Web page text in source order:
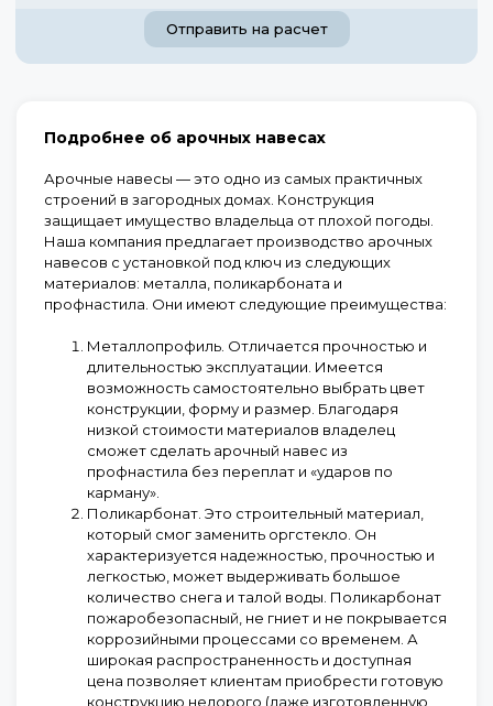
Отправить на расчет
Подробнее об арочных навесах
Арочные навесы — это одно из самых практичных
строений в загородных домах. Конструкция
защищает имущество владельца от плохой погоды.
Наша компания предлагает производство арочных
навесов с установкой под ключ из следующих
материалов: металла, поликарбоната и
профнастила. Они имеют следующие преимущества:
Металлопрофиль. Отличается прочностью и
длительностью эксплуатации. Имеется
возможность самостоятельно выбрать цвет
конструкции, форму и размер. Благодаря
низкой стоимости материалов владелец
сможет сделать арочный навес из
профнастила без переплат и «ударов по
карману».
Поликарбонат. Это строительный материал,
который смог заменить оргстекло. Он
характеризуется надежностью, прочностью и
легкостью, может выдерживать большое
количество снега и талой воды. Поликарбонат
пожаробезопасный, не гниет и не покрывается
коррозийными процессами со временем. А
широкая распространенность и доступная
цена позволяет клиентам приобрести готовую
конструкцию недорого (даже изготовленную